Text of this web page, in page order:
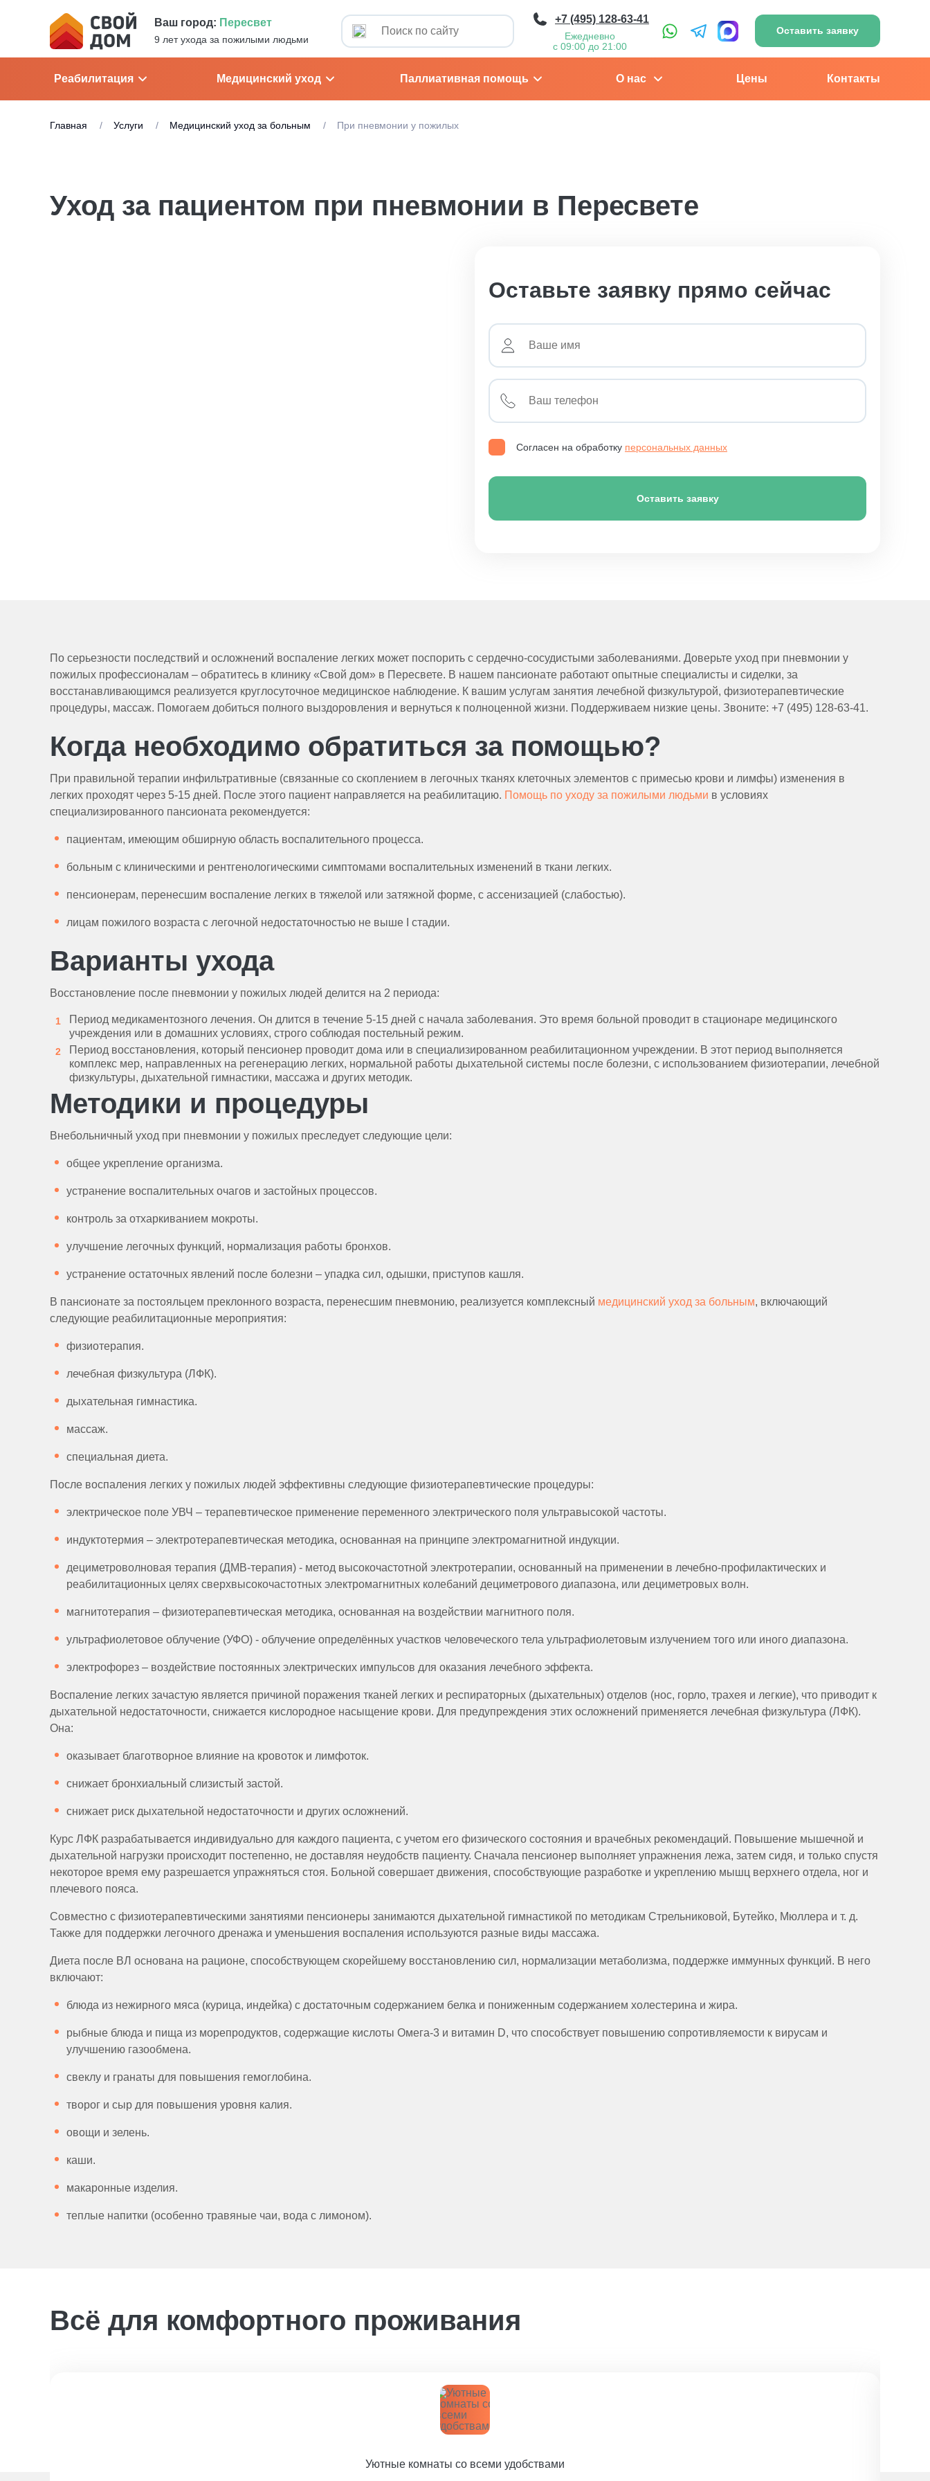
Ваш город: Пересвет
9 лет ухода за пожилыми людьми
+7 (495) 128-63-41
Ежедневно
с 09:00 до 21:00
Оставить заявку
Реабилитация Медицинский уход Паллиативная помощь О нас Цены Контакты
Главная Услуги Медицинский уход за больным При пневмонии у пожилых
Уход за пациентом при пневмонии в Пересвете
Оставьте заявку прямо сейчас
Согласен на обработку персональных данных
Оставить заявку
По серьезности последствий и осложнений воспаление легких может поспорить с сердечно-сосудистыми заболеваниями. Доверьте уход при пневмонии у
пожилых профессионалам – обратитесь в клинику «Свой дом» в Пересвете. В нашем пансионате работают опытные специалисты и сиделки, за
восстанавливающимся реализуется круглосуточное медицинское наблюдение. К вашим услугам занятия лечебной физкультурой, физиотерапевтические
процедуры, массаж. Помогаем добиться полного выздоровления и вернуться к полноценной жизни. Поддерживаем низкие цены. Звоните: +7 (495) 128-63-41.
Когда необходимо обратиться за помощью?
При правильной терапии инфильтративные (связанные со скоплением в легочных тканях клеточных элементов с примесью крови и лимфы) изменения в
легких проходят через 5-15 дней. После этого пациент направляется на реабилитацию. Помощь по уходу за пожилыми людьми в условиях
специализированного пансионата рекомендуется:
пациентам, имеющим обширную область воспалительного процесса.
больным с клиническими и рентгенологическими симптомами воспалительных изменений в ткани легких.
пенсионерам, перенесшим воспаление легких в тяжелой или затяжной форме, с ассенизацией (слабостью).
лицам пожилого возраста с легочной недостаточностью не выше I стадии.
Варианты ухода
Восстановление после пневмонии у пожилых людей делится на 2 периода:
Период медикаментозного лечения. Он длится в течение 5-15 дней с начала заболевания. Это время больной проводит в стационаре медицинского
учреждения или в домашних условиях, строго соблюдая постельный режим.
Период восстановления, который пенсионер проводит дома или в специализированном реабилитационном учреждении. В этот период выполняется
комплекс мер, направленных на регенерацию легких, нормальной работы дыхательной системы после болезни, с использованием физиотерапии, лечебной
физкультуры, дыхательной гимнастики, массажа и других методик.
Методики и процедуры
Внебольничный уход при пневмонии у пожилых преследует следующие цели:
общее укрепление организма.
устранение воспалительных очагов и застойных процессов.
контроль за отхаркиванием мокроты.
улучшение легочных функций, нормализация работы бронхов.
устранение остаточных явлений после болезни – упадка сил, одышки, приступов кашля.
В пансионате за постояльцем преклонного возраста, перенесшим пневмонию, реализуется комплексный медицинский уход за больным, включающий
следующие реабилитационные мероприятия:
физиотерапия.
лечебная физкультура (ЛФК).
дыхательная гимнастика.
массаж.
специальная диета.
После воспаления легких у пожилых людей эффективны следующие физиотерапевтические процедуры:
электрическое поле УВЧ – терапевтическое применение переменного электрического поля ультравысокой частоты.
индуктотермия – электротерапевтическая методика, основанная на принципе электромагнитной индукции.
дециметроволновая терапия (ДМВ-терапия) - метод высокочастотной электротерапии, основанный на применении в лечебно-профилактических и
реабилитационных целях сверхвысокочастотных электромагнитных колебаний дециметрового диапазона, или дециметровых волн.
магнитотерапия – физиотерапевтическая методика, основанная на воздействии магнитного поля.
ультрафиолетовое облучение (УФО) - облучение определённых участков человеческого тела ультрафиолетовым излучением того или иного диапазона.
электрофорез – воздействие постоянных электрических импульсов для оказания лечебного эффекта.
Воспаление легких зачастую является причиной поражения тканей легких и респираторных (дыхательных) отделов (нос, горло, трахея и легкие), что приводит к
дыхательной недостаточности, снижается кислородное насыщение крови. Для предупреждения этих осложнений применяется лечебная физкультура (ЛФК).
Она:
оказывает благотворное влияние на кровоток и лимфоток.
снижает бронхиальный слизистый застой.
снижает риск дыхательной недостаточности и других осложнений.
Курс ЛФК разрабатывается индивидуально для каждого пациента, с учетом его физического состояния и врачебных рекомендаций. Повышение мышечной и
дыхательной нагрузки происходит постепенно, не доставляя неудобств пациенту. Сначала пенсионер выполняет упражнения лежа, затем сидя, и только спустя
некоторое время ему разрешается упражняться стоя. Больной совершает движения, способствующие разработке и укреплению мышц верхнего отдела, ног и
плечевого пояса.
Совместно с физиотерапевтическими занятиями пенсионеры занимаются дыхательной гимнастикой по методикам Стрельниковой, Бутейко, Мюллера и т. д.
Также для поддержки легочного дренажа и уменьшения воспаления используются разные виды массажа.
Диета после ВЛ основана на рационе, способствующем скорейшему восстановлению сил, нормализации метаболизма, поддержке иммунных функций. В него
включают:
блюда из нежирного мяса (курица, индейка) с достаточным содержанием белка и пониженным содержанием холестерина и жира.
рыбные блюда и пища из морепродуктов, содержащие кислоты Омега-3 и витамин D, что способствует повышению сопротивляемости к вирусам и
улучшению газообмена.
свеклу и гранаты для повышения гемоглобина.
творог и сыр для повышения уровня калия.
овощи и зелень.
каши.
макаронные изделия.
теплые напитки (особенно травяные чаи, вода с лимоном).
Всё для комфортного проживания
Уютные комнаты со всеми удобствами